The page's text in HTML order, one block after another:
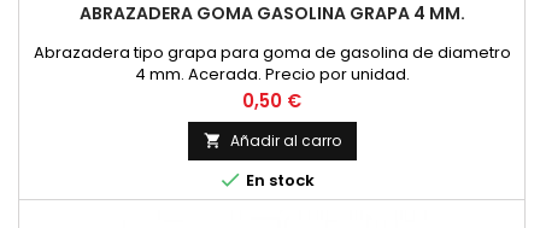
ABRAZADERA GOMA GASOLINA GRAPA 4 MM.
Abrazadera tipo grapa para goma de gasolina de diametro
4 mm. Acerada. Precio por unidad.
Precio
0,50 €
 Añadir al carro
 En stock